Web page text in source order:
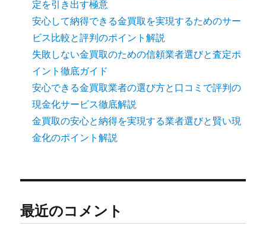
定を引き出す極意
安心して納得できる金買取を実現するためのサー
ビス比較と評判のポイント解説
失敗しない金買取のための信頼業者選びと査定ポ
イント徹底ガイド
安心できる金買取業者の選び方と口コミで評判の
現金化サービス徹底解説
金買取の安心と納得を実現する業者選びと賢い現
金化のポイント解説
最近のコメント